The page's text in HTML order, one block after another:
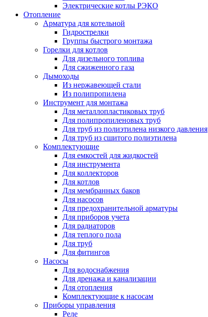
Электрические котлы РЭКО
Отопление
Арматура для котельной
Гидрострелки
Группы быстрого монтажа
Горелки для котлов
Для дизельного топлива
Для сжиженного газа
Дымоходы
Из нержавеющей стали
Из полипропилена
Инструмент для монтажа
Для металлопластиковых труб
Для полипропиленовых труб
Для труб из полиэтилена низкого давления
Для труб из сшитого полиэтилена
Комплектующие
Для емкостей для жидкостей
Для инструмента
Для коллекторов
Для котлов
Для мембранных баков
Для насосов
Для предохранительной арматуры
Для приборов учета
Для радиаторов
Для теплого пола
Для труб
Для фитингов
Насосы
Для водоснабжения
Для дренажа и канализации
Для отопления
Комплектующие к насосам
Приборы управления
Реле